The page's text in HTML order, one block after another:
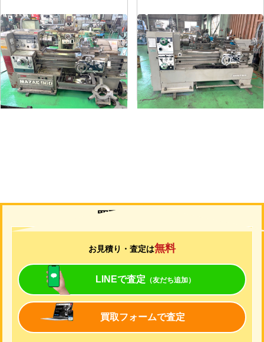
6尺旋盤
メーカー マザック
形 式MK-860S
年 式1989
7尺旋盤
メーカー 山崎
形 式MAZAK-ACE-1000
年 式1976
買取について
お見積り・査定は無料
LINEで査定 （友だち追加）
買取フォームで査定